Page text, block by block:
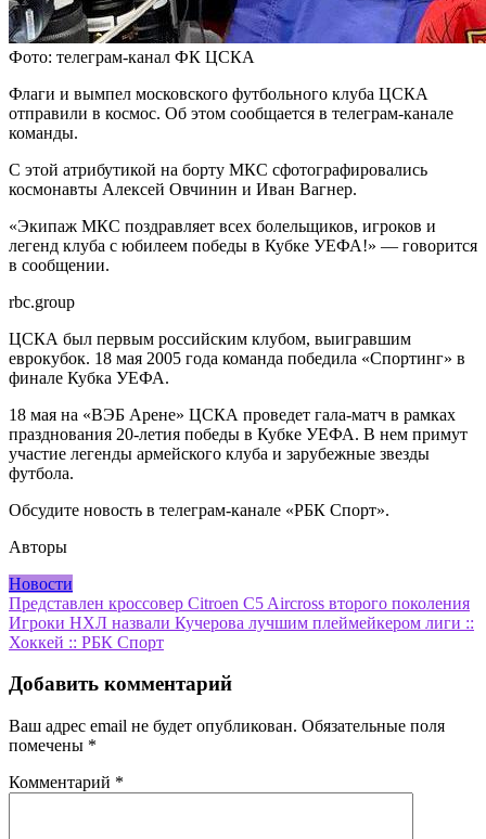
Фото: телеграм-канал ФК ЦСКА
Флаги и вымпел московского футбольного клуба ЦСКА
отправили в космос. Об этом сообщается в телеграм-канале
команды.
С этой атрибутикой на борту МКС сфотографировались
космонавты Алексей Овчинин и Иван Вагнер.
«Экипаж МКС поздравляет всех болельщиков, игроков и
легенд клуба с юбилеем победы в Кубке УЕФА!» — говорится
в сообщении.
rbc.group
ЦСКА был первым российским клубом, выигравшим
еврокубок. 18 мая 2005 года команда победила «Спортинг» в
финале Кубка УЕФА.
18 мая на «ВЭБ Арене» ЦСКА проведет гала-матч в рамках
празднования 20-летия победы в Кубке УЕФА. В нем примут
участие легенды армейского клуба и зарубежные звезды
футбола.
Обсудите новость в телеграм-канале «РБК Спорт».
Авторы
Новости
Навигация
по
Представлен кроссовер Citroen C5 Aircross второго поколения
Игроки НХЛ назвали Кучерова лучшим плеймейкером лиги ::
Хоккей :: РБК Спорт
Добавить комментарий
Ваш адрес email не будет опубликован. Обязательные поля
помечены *
Комментарий *